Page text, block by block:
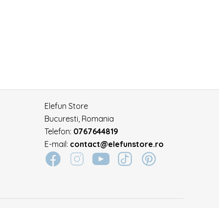
Elefun Store
Bucuresti, Romania
Telefon: 0767644819
E-mail: contact@elefunstore.ro